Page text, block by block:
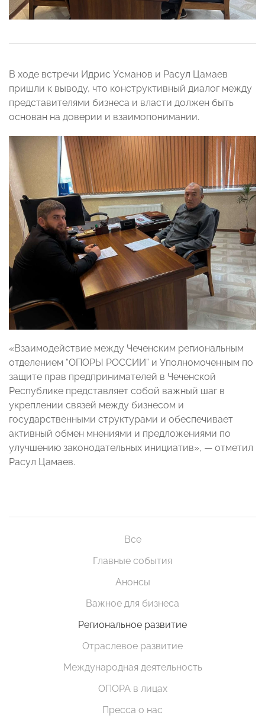
В ходе встречи Идрис Усманов и Расул Цамаев
пришли к выводу, что конструктивный диалог между
представителями бизнеса и власти должен быть
основан на доверии и взаимопонимании.
«Взаимодействие между Чеченским региональным
отделением “ОПОРЫ РОССИИ” и Уполномоченным по
защите прав предпринимателей в Чеченской
Республике представляет собой важный шаг в
укреплении связей между бизнесом и
государственными структурами и обеспечивает
активный обмен мнениями и предложениями по
улучшению законодательных инициатив», — отметил
Расул Цамаев.
Все
Главные события
Анонсы
Важное для бизнеса
Региональное развитие
Отраслевое развитие
Международная деятельность
ОПОРА в лицах
Пресса о нас